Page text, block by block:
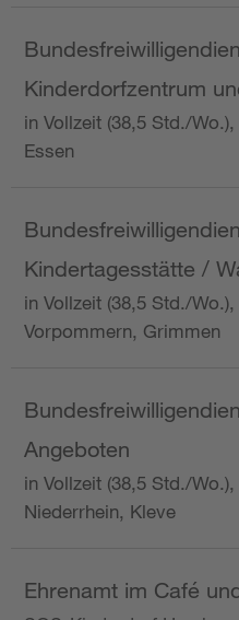
Kinderdorfzentrum
in Vollzeit (38,5 Std./
Essen
Kindertagesstätte /
in Vollzeit (38,5 Std./
Vorpommern, Grimmen
Angeboten
in Vollzeit (38,5 Std./
Niederrhein, Kleve
Ehrenamt im Café